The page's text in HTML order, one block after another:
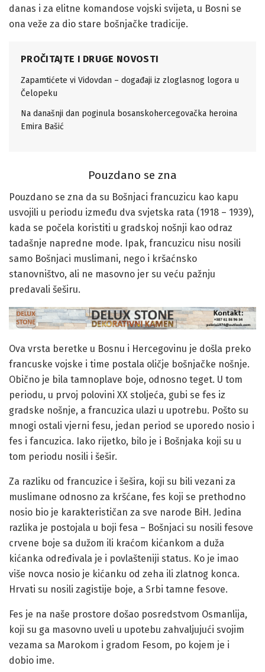
danas i za elitne komandose vojski svijeta, u Bosni se
ona veže za dio stare bošnjačke tradicije.
PROČITAJTE I DRUGE NOVOSTI
Zapamtićete vi Vidovdan – događaji iz zloglasnog logora u
Čelopeku
Na današnji dan poginula bosanskohercegovačka heroina
Emira Bašić
Pouzdano se zna
Pouzdano se zna da su Bošnjaci francuzicu kao kapu
usvojili u periodu između dva svjetska rata (1918 – 1939),
kada se počela koristiti u gradskoj nošnji kao odraz
tadašnje napredne mode. Ipak, francuzicu nisu nosili
samo Bošnjaci muslimani, nego i kršaćnsko
stanovništvo, ali ne masovno jer su veću pažnju
predavali šeširu.
Ova vrsta beretke u Bosnu i Hercegovinu je došla preko
francuske vojske i time postala oličje bošnjačke nošnje.
Obično je bila tamnoplave boje, odnosno teget. U tom
periodu, u prvoj polovini XX stoljeća, gubi se fes iz
gradske nošnje, a francuzica ulazi u upotrebu. Pošto su
mnogi ostali vjerni fesu, jedan period se uporedo nosio i
fes i fancuzica. Iako rijetko, bilo je i Bošnjaka koji su u
tom periodu nosili i šešir.
Za razliku od francuzice i šešira, koji su bili vezani za
muslimane odnosno za kršćane, fes koji se prethodno
nosio bio je karakterističan za sve narode BiH. Jedina
razlika je postojala u boji fesa – Bošnjaci su nosili fesove
crvene boje sa dužom ili kraćom kićankom a duža
kićanka određivala je i povlašteniji status. Ko je imao
više novca nosio je kićanku od zeha ili zlatnog konca.
Hrvati su nosili zagistije boje, a Srbi tamne fesove.
Fes je na naše prostore došao posredstvom Osmanlija,
koji su ga masovno uveli u upotebu zahvaljujući svojim
vezama sa Marokom i gradom Fesom, po kojem je i
dobio ime.